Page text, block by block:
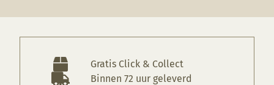
Gratis Click & Collect
Binnen 72 uur geleverd